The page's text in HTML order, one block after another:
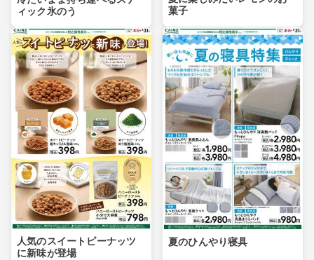
ィック氷のう
菓子
人気のスイートピーナッツ
に新味が登場
夏のひんやり寝具